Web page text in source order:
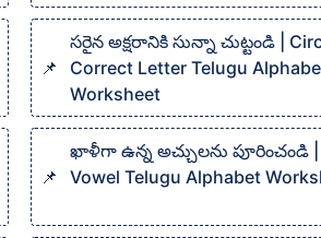
సరైన అక్షరానికి సున్నా చుట్టండి |
Correct Letter Telugu
Worksheet
ఖాళీగా ఉన్న అచ్చులను పూరించండి |
Vowel Telugu Alphabet